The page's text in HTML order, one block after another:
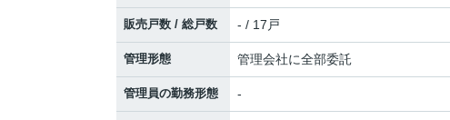
販売戸数 / 総戸数 - / 17戸
管理形態 管理会社に全部委託
管理員の勤務形態 -